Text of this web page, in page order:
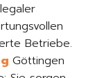
Betriebe.
Göttingen